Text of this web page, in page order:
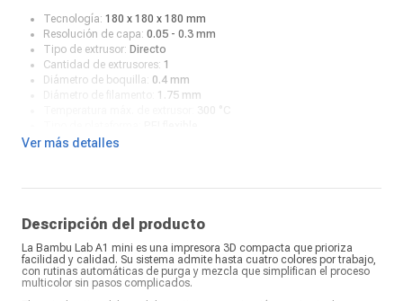
Tecnología: 180 x 180 x 180 mm
Resolución de capa: 0.05 - 0.3 mm
Tipo de extrusor: Directo
Cantidad de extrusores: 1
Diámetro de boquilla: 0.4 mm
1.75 mm
Temperatura máx. de plataforma:
Sensor de filamento:Si
Interfaz: Micro SD, Wi-Fi, Bambu-Bus
Software compatible:Bambu Studio, Superslicer, Cura, Simplify3D
Formatos compatibles:STL, OBJ, AMF
¿Qué contiene la caja?:Manual y accesorios
Ver más detalles
Descripción del producto
La Bambu Lab A1 mini es una impresora 3D compacta que prioriza
facilidad y calidad. Su sistema admite hasta cuatro colores por trabajo,
con rutinas automáticas de purga y mezcla que simplifican el proceso
multicolor sin pasos complicados.